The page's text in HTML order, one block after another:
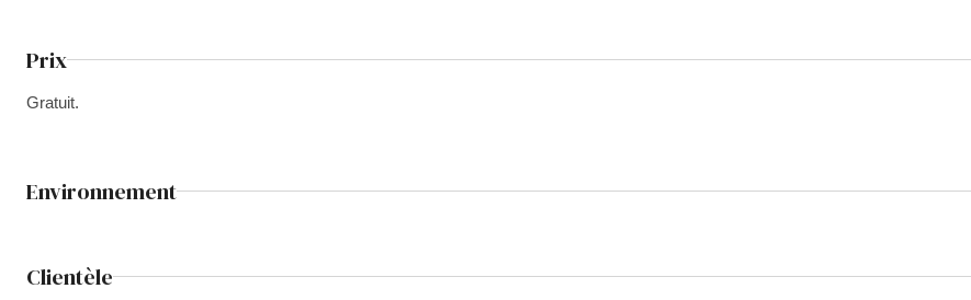
Prix
Gratuit.
Environnement
Clientèle